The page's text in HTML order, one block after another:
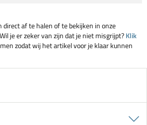
direct af te halen of te bekijken in onze
je er zeker van zijn dat je niet misgrijpt?Klik
zodat wij het artikel voor je klaar kunnen